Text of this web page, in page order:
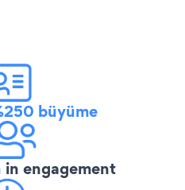
büyüme
in engagement